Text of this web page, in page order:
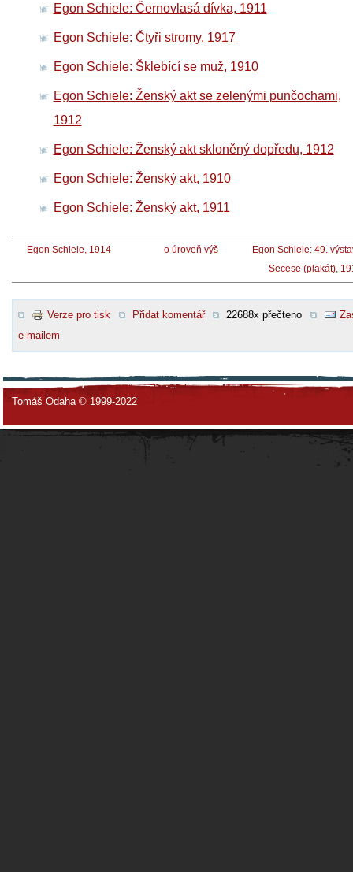
Egon Schiele: Černovlasá dívka, 1911
Egon Schiele: Čtyři stromy, 1917
Egon Schiele: Šklebící se muž, 1910
Egon Schiele: Ženský akt se zelenými punčochami,
1912
Egon Schiele: Ženský akt skloněný dopředu, 1912
Egon Schiele: Ženský akt, 1910
Egon Schiele: Ženský akt, 1911
Egon Schiele, 1914 o úroveň výš
Egon Schiele: 49.
Secese (plakát),
Verze pro tisk Přidat komentář 22688x přečteno
e-mailem
Tomáš Odaha © 1999-2022